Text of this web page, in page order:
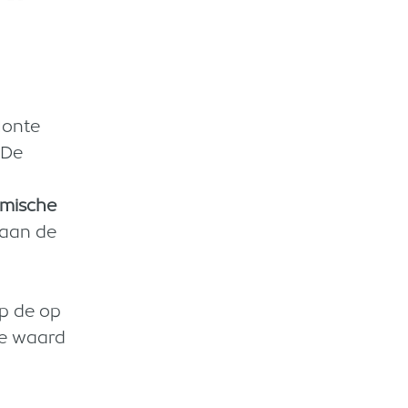
de
de op
waard